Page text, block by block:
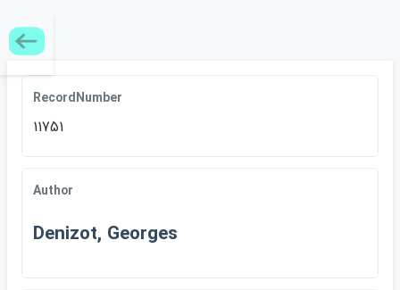
RecordNumber
11751
Author
Denizot, Georges